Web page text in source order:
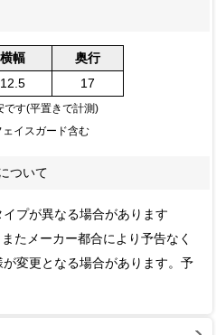
横幅
奥行
12.5 17
す(平置きで計測)
イスガード含む
ついて
プが異なる場合があります
たメーカー都合により予告なく
変更となる場合があります。予